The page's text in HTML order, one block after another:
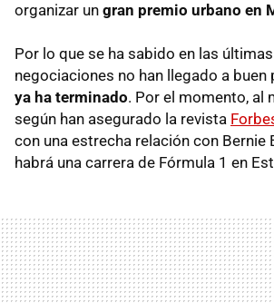
organizar un gran premio urbano en
Por lo que se ha sabido en las
negociaciones no han llegado a buen
ya ha terminado. Por el momento, al
según han asegurado la revista
con una estrecha relación con Bernie
habrá una carrera de Fórmula 1 en